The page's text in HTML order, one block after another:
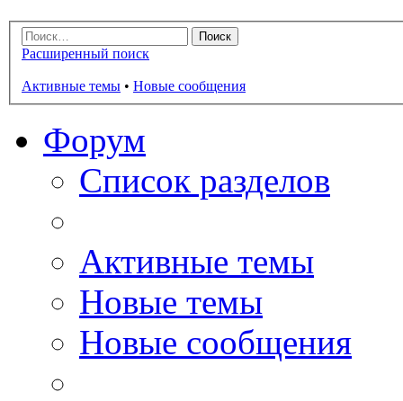
Расширенный поиск
Активные темы • Новые сообщения
Форум
Список разделов
Активные темы
Новые темы
Новые сообщения